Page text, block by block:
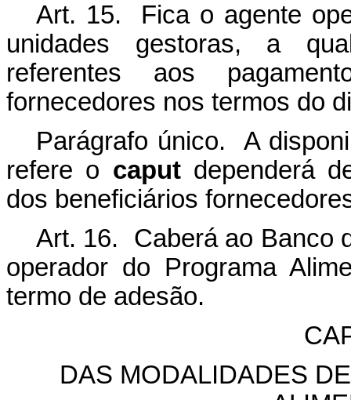
Art. 15. Fica o agente
unidades gestoras, a
referentes aos
fornecedores nos termos do
Parágrafo único. A
refere o caputdependerá
dos beneficiários
Art. 16. Caberá ao Banco
operador do Programa
termo de adesão.
DAS MODALIDADES